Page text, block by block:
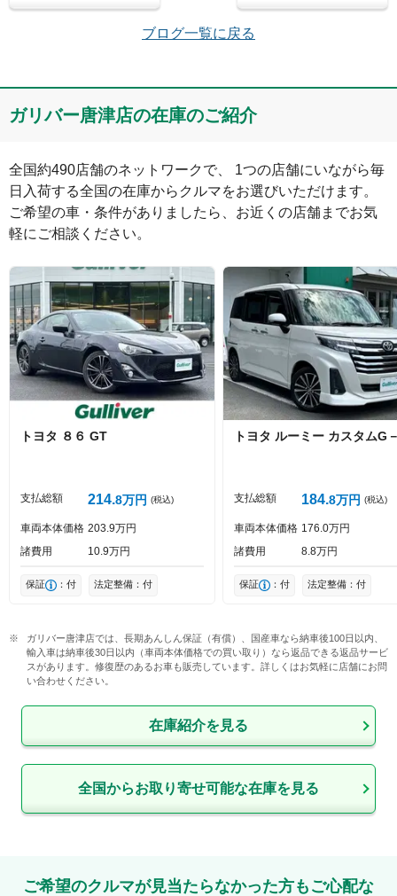
メールアドレス（半角英数）
コメント
絵文字は投稿時に削除します 0文字/140文字
Captcha
ブログ一覧に戻る
ガリバー唐津店の在庫のご紹介
全国約490店舗のネットワークで、 1つの店舗にいながら毎
日入荷する全国の在庫からクルマをお選びいただけます。
ご希望の車・条件がありましたら、お近くの店舗までお気
軽にご相談ください。
トヨタ ８６ GT
支払総額 214 8万円 (税込)
車両本体価格 203 9万円
諸費用
10 9万円
保証 ：付 法定整備：付
トヨタ ルーミー カスタムG
支払総額 184 8万円 (税込)
車両本体価格 176 0万円
諸費用
8 8万円
保証 ：付 法定整備：付
ガリバー唐津店では、長期あんしん保証（有償）、国産車なら納車後100日以内、
輸入車は納車後30日以内（車両本体価格での買い取り）なら返品できる返品サービ
スがあります。修復歴のあるお車も販売しています。詳しくはお気軽に店舗にお問
い合わせください。
在庫紹介を見る
全国からお取り寄せ可能な在庫を見る
ご希望のクルマが見当たらなかった方もご心配な